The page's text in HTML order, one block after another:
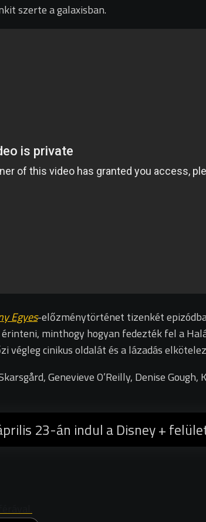
szerte a galaxisban.
Egyes-előzménytörténet tizenkét
minthogy hogyan fedezték fel a
végleg cinikus oldalát és a lázadás
Genevieve O’Reilly, Denise
23-án indul a Disney +